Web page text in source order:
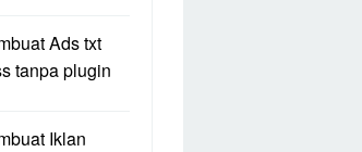
Ads txt
tanpa plugin
Iklan